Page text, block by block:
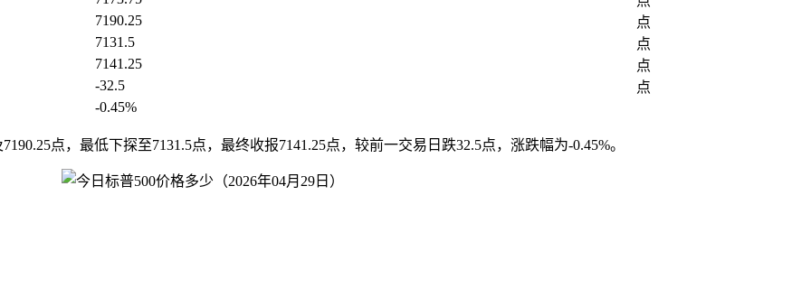
7190.25
点
7131.5
点
7141.25
点
-32.5
点
-0.45%
点，最低下探至7131.5点，最终收报7141.25点，较前一交易日跌32.5点，涨跌幅为-0.45%。